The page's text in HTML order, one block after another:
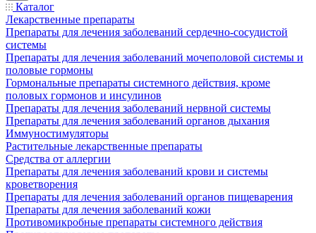
Каталог
Лекарственные препараты
Препараты для лечения заболеваний сердечно-сосудистой
системы
Препараты для лечения заболеваний мочеполовой системы и
половые гормоны
Гормональные препараты системного действия, кроме
половых гормонов и инсулинов
Препараты для лечения заболеваний нервной системы
Препараты для лечения заболеваний органов дыхания
Иммуностимуляторы
Растительные лекарственные препараты
Средства от аллергии
Препараты для лечения заболеваний крови и системы
кроветворения
Препараты для лечения заболеваний органов пищеварения
Препараты для лечения заболеваний кожи
Противомикробные препараты системного действия